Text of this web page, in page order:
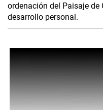
ordenación del Paisaje de
desarrollo personal.